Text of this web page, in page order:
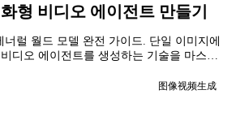
형 비디오 에이전트 만들기
너럴 월드 모델 완전 가이드. 단일 이미지에
디오 에이전트를 생성하는 기술을 마스터
서 어떻게 활용되는지 알아보세요.图像视频生成